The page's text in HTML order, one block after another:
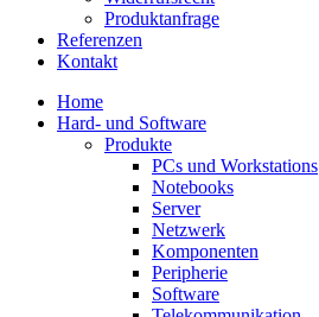
Produktanfrage
Referenzen
Kontakt
Home
Hard- und Software
Produkte
PCs und Workstations
Notebooks
Server
Netzwerk
Komponenten
Peripherie
Software